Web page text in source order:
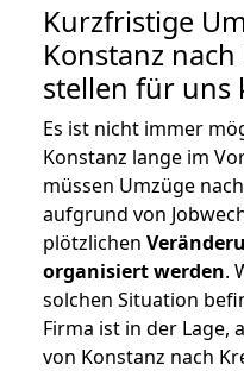
Kurzfristige
Konstanz
stellen für uns
Es ist nicht immer
Konstanz lange im
müssen Umzüge
aufgrund von
plötzlichen
organisiert werden.
solchen Situation
Firma ist in der Lage,
von Konstanz nach